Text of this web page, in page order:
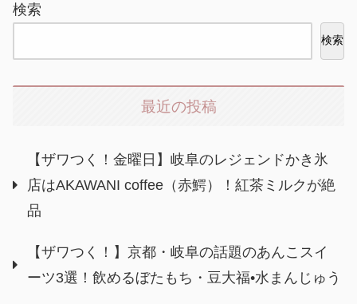
検索
検索
最近の投稿
【ザワつく！金曜日】岐阜のレジェンドかき氷
店はAKAWANI coffee（赤鰐）！紅茶ミルクが絶
品
【ザワつく！】京都・岐阜の話題のあんこスイ
ーツ3選！飲めるぼたもち・豆大福•水まんじゅう